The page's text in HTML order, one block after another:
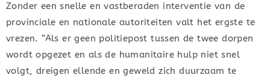
Zonder een snelle en vastberaden interventie van de
provinciale en nationale autoriteiten valt het ergste te
vrezen. “Als er geen politiepost tussen de twee dorpen
wordt opgezet en als de humanitaire hulp niet snel
volgt, dreigen ellende en geweld zich duurzaam te